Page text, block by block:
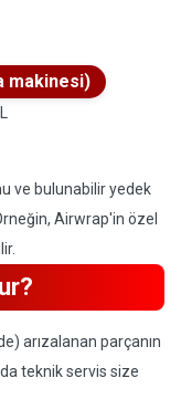
makinesi)
ve bulunabilir yedek
Airwrap'in özel
arızalanan parçanın
teknik servis size